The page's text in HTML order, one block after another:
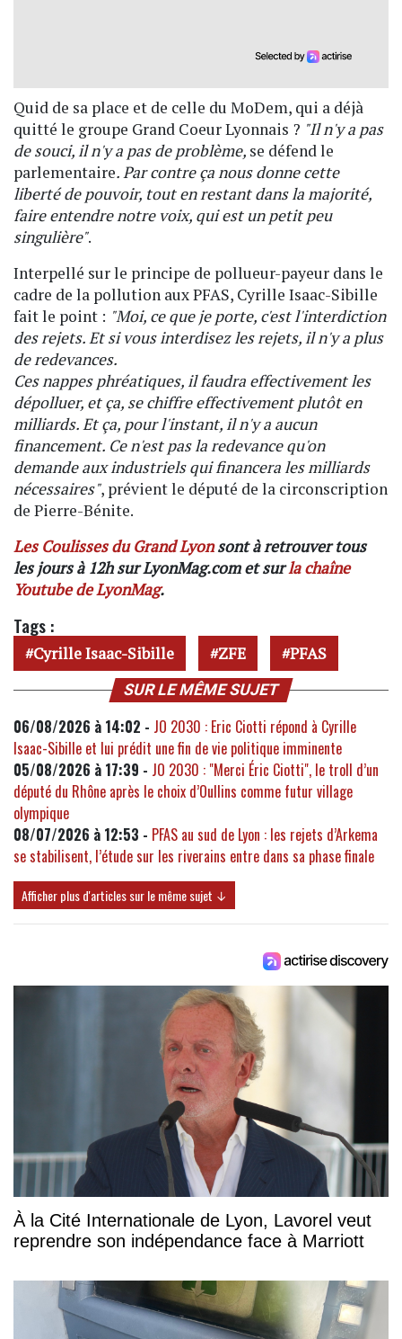
Quid de sa place et de celle du MoDem, qui a déjà
quitté le groupe Grand Coeur Lyonnais ? "Il n'y a pas
de souci, il n'y a pas de problème, se défend le
parlementaire. Par contre ça nous donne cette
liberté de pouvoir, tout en restant dans la majorité,
faire entendre notre voix, qui est un petit peu
singulière".
Interpellé sur le principe de pollueur-payeur dans le
cadre de la pollution aux PFAS, Cyrille Isaac-Sibille
fait le point : "Moi, ce que je porte, c'est l'interdiction
des rejets. Et si vous interdisez les rejets, il n'y a plus
de redevances.
Ces nappes phréatiques, il faudra effectivement les
dépolluer, et ça, se chiffre effectivement plutôt en
milliards. Et ça, pour l'instant, il n'y a aucun
financement. Ce n'est pas la redevance qu'on
demande aux industriels qui financera les milliards
nécessaires", prévient le député de la circonscription
de Pierre-Bénite.
Les Coulisses du Grand Lyonsont à retrouver tous
les jours à 12h sur LyonMag.com et surla chaîne
Youtube de LyonMag.
Tags :
Cyrille Isaac-Sibille ZFE PFAS
SUR LE MÊME SUJET
06/08/2026 à 14:02 - JO 2030 : Eric Ciotti répond à Cyrille
Isaac-Sibille et lui prédit une fin de vie politique imminente
05/08/2026 à 17:39 - JO 2030 : "Merci Éric Ciotti", le troll d’un
député du Rhône après le choix d’Oullins comme futur village
olympique
08/07/2026 à 12:53 - PFAS au sud de Lyon : les rejets d’Arkema
se stabilisent, l’étude sur les riverains entre dans sa phase finale
Afficher plus d'articles sur le même sujet ↓
À la Cité Internationale de Lyon, Lavorel veut
reprendre son indépendance face à Marriott